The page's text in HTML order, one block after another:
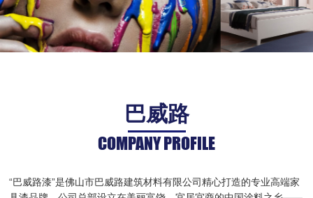
巴威路
COMPANY PROFILE
“巴威路漆”是佛山市巴威路建筑材料有限公司精心打造的专业高端家